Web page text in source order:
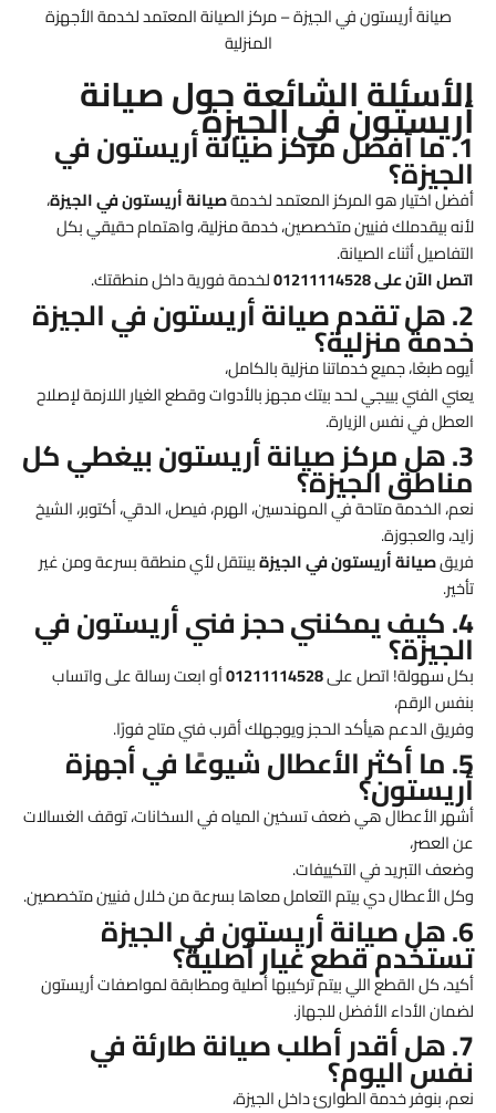
صيانة أريستون في الجيزة – مركز الصيانة المعتمد لخدمة الأجهزة
المنزلية
الأسئلة الشائعة حول صيانة
أريستون في الجيزة
1. ما أفضل مركز صيانة أريستون في
الجيزة؟
أفضل اختيار هو المركز المعتمد لخدمةصيانة أريستون في الجيزة،
لأنه بيقدملك فنيين متخصصين، خدمة منزلية، واهتمام حقيقي بكل
التفاصيل أثناء الصيانة.
اتصل الآن على 01211114528
لخدمة فورية داخل منطقتك.
2. هل تقدم صيانة أريستون في الجيزة
خدمة منزلية؟
أيوه طبعًا، جميع خدماتنا منزلية بالكامل،
يعني الفني بييجي لحد بيتك مجهز بالأدوات وقطع الغيار اللازمة لإصلاح
العطل في نفس الزيارة.
3. هل مركز صيانة أريستون بيغطي كل
مناطق الجيزة؟
نعم، الخدمة متاحة في المهندسين، الهرم، فيصل، الدقي، أكتوبر، الشيخ
زايد، والعجوزة.
فريقصيانة أريستون في الجيزةبينتقل لأي منطقة بسرعة ومن غير
تأخير.
4. كيف يمكنني حجز فني أريستون في
الجيزة؟
بكل سهولة! اتصل على01211114528أو ابعت رسالة على واتساب
بنفس الرقم،
وفريق الدعم هيأكد الحجز ويوجهلك أقرب فني متاح فورًا.
5. ما أكثر الأعطال شيوعًا في أجهزة
أريستون؟
أشهر الأعطال هي ضعف تسخين المياه في السخانات، توقف الغسالات
عن العصر،
وضعف التبريد في التكييفات.
وكل الأعطال دي بيتم التعامل معاها بسرعة من خلال فنيين متخصصين.
6. هل صيانة أريستون في الجيزة
تستخدم قطع غيار أصلية؟
أكيد، كل القطع اللي بيتم تركيبها أصلية ومطابقة لمواصفات أريستون
لضمان الأداء الأفضل للجهاز.
7. هل أقدر أطلب صيانة طارئة في
نفس اليوم؟
نعم، بنوفر خدمة الطوارئ داخل الجيزة،